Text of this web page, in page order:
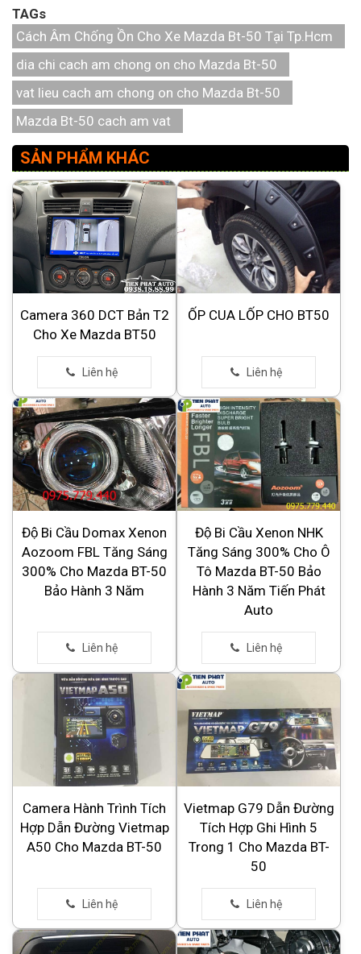
TAGs
Cách Âm Chống Ồn Cho Xe Mazda Bt-50 Tại Tp.Hcm
dia chi cach am chong on cho Mazda Bt-50
vat lieu cach am chong on cho Mazda Bt-50
Mazda Bt-50 cach am vat
SẢN PHẨM KHÁC
Camera 360 DCT Bản T2
Cho Xe Mazda BT50
ỐP CUA LỐP CHO BT50
Độ Bi Cầu Domax Xenon
Aozoom FBL Tăng Sáng
300% Cho Mazda BT-50
Bảo Hành 3 Năm
Độ Bi Cầu Xenon NHK
Tăng Sáng 300% Cho Ô
Tô Mazda BT-50 Bảo
Hành 3 Năm Tiến Phát
Auto
Camera Hành Trình Tích
Hợp Dẫn Đường Vietmap
A50 Cho Mazda BT-50
Vietmap G79 Dẫn Đường
Tích Hợp Ghi Hình 5
Trong 1 Cho Mazda BT-
50